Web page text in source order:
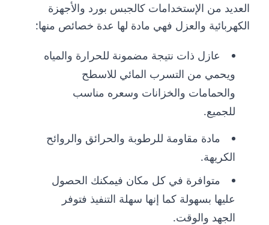
العديد من الإستخدامات كالجبس بورد والأجهزة
الكهربائية والعزل فهي مادة لها عدة خصائص منها:
عازل ذات نتيجة مضمونة للحرارة والمياه
ويحمي من التسرب المائي للاسطح
والحمامات والخزانات وسعره مناسب
للجميع.
مادة مقاومة للرطوبة والحرائق والروائح
الكريهة.
متوافرة في كل مكان فيمكنك الحصول
عليها بسهولة كما إنها سهلة التنفيذ فتوفر
الجهد والوقت.